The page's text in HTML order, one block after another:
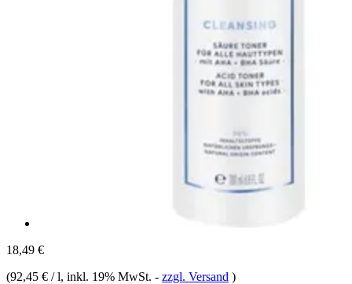
18,49 €
(92,45 € / l, inkl. 19% MwSt. - zzgl. Versand )